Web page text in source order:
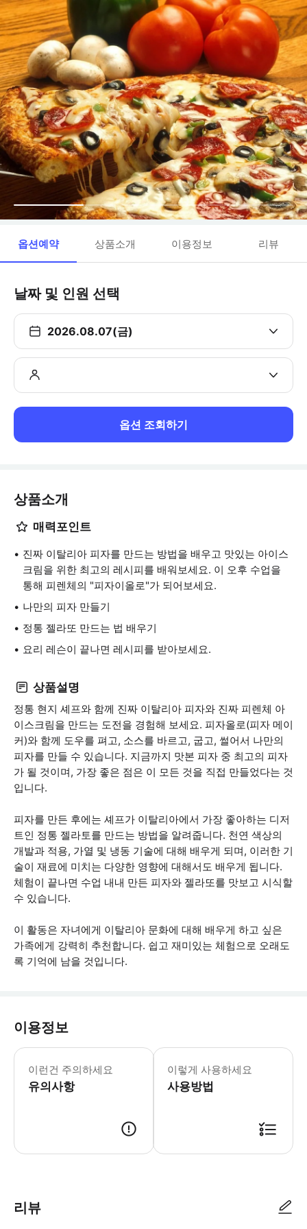
옵션예약 상품소개 이용정보 리뷰
날짜 및 인원 선택
2026.08.07(금)
옵션 조회하기
상품소개
매력포인트
진짜 이탈리아 피자를 만드는 방법을 배우고 맛있는 아이스
크림을 위한 최고의 레시피를 배워보세요. 이 오후 수업을
통해 피렌체의 "피자이올로"가 되어보세요.
나만의 피자 만들기
정통 젤라또 만드는 법 배우기
요리 레슨이 끝나면 레시피를 받아보세요.
상품설명
정통 현지 셰프와 함께 진짜 이탈리아 피자와 진짜 피렌체 아
이스크림을 만드는 도전을 경험해 보세요. 피자올로(피자 메이
커)와 함께 도우를 펴고, 소스를 바르고, 굽고, 썰어서 나만의
피자를 만들 수 있습니다. 지금까지 맛본 피자 중 최고의 피자
가 될 것이며, 가장 좋은 점은 이 모든 것을 직접 만들었다는 것
입니다.
피자를 만든 후에는 셰프가 이탈리아에서 가장 좋아하는 디저
트인 정통 젤라토를 만드는 방법을 알려줍니다. 천연 색상의
개발과 적용, 가열 및 냉동 기술에 대해 배우게 되며, 이러한 기
술이 재료에 미치는 다양한 영향에 대해서도 배우게 됩니다.
체험이 끝나면 수업 내내 만든 피자와 젤라또를 맛보고 시식할
수 있습니다.
이 활동은 자녀에게 이탈리아 문화에 대해 배우게 하고 싶은
가족에게 강력히 추천합니다. 쉽고 재미있는 체험으로 오래도
록 기억에 남을 것입니다.
이용정보
이런건 주의하세요
유의사항
* 소요시간 : 180분 (옵션에 따라 소요
이렇게 사용하세요
사용방법
리뷰